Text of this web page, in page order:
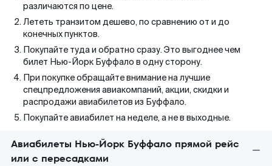
различаются по цене.
Лететь транзитом дешево, по сравнению от и до
конечных пунктов.
Покупайте туда и обратно сразу. Это выгоднее чем
билет Нью-Йорк Буффало в одну сторону.
При покупке обращайте внимание на лучшие
спецпредложения авиакомпаний, акции, скидки и
распродажи авиабилетов из Буффало.
Покупайте авиабилет на неделе, а не в выходные.
Авиабилеты Нью-Йорк Буффало прямой рейс
или с пересадками